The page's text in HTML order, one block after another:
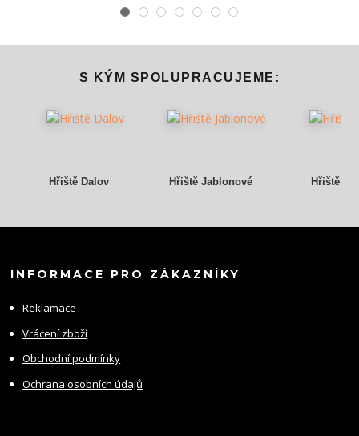
S KÝM SPOLUPRACUJEME:
Hřiště Dalov Hřiště Jablonové Hřiště
INFORMACE PRO ZÁKAZNÍKY
Reklamace
Vrácení zboží
Obchodní podmínky
Ochrana osobních údajů